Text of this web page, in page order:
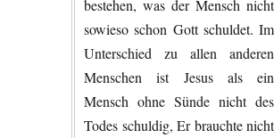
bestehen, was der Mensch nicht
sowieso schon Gott schuldet. Im
Unterschied zu allen anderen
Menschen ist Jesus als ein
Mensch ohne Sünde nicht des
Todes schuldig, Er brauchte nicht